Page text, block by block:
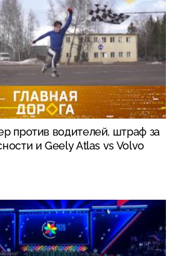
против водителей, штраф за
и Geely Atlas vs Volvo